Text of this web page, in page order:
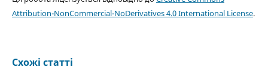
Attribution-NonCommercial-NoDerivatives 4.0 International License.
Схожі статті